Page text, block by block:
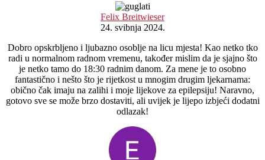
Felix Breitwieser
24. svibnja 2024.
Dobro opskrbljeno i ljubazno osoblje na licu mjesta! Kao netko tko
radi u normalnom radnom vremenu, također mislim da je sjajno što
je netko tamo do 18:30 radnim danom. Za mene je to osobno
fantastično i nešto što je rijetkost u mnogim drugim ljekarnama:
obično čak imaju na zalihi i moje lijekove za epilepsiju! Naravno,
gotovo sve se može brzo dostaviti, ali uvijek je lijepo izbjeći dodatni
odlazak!